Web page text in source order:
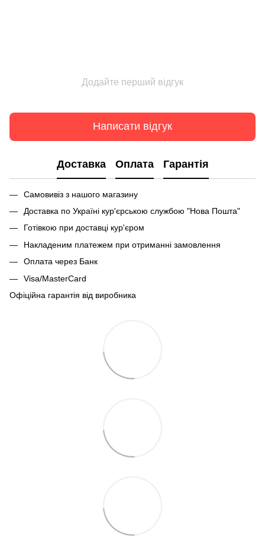
Додайте перший відгук
Написати відгук
Доставка Оплата Гарантія
Самовивіз з нашого магазину
Доставка по Україні кур'єрською службою "Нова Пошта"
Готівкою при доставці кур'єром
Накладеним платежем при отриманні замовлення
Оплата через Банк
Visa/MasterCard
Офіційна гарантія від виробника